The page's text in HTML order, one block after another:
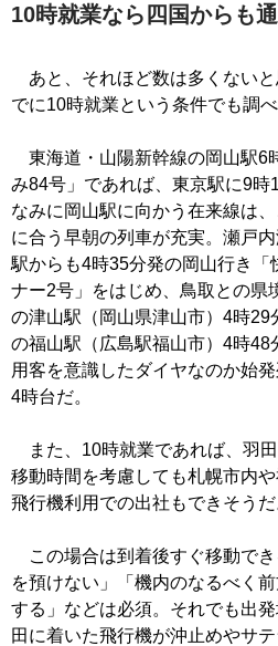
10時就業なら四国からも通
あと、それほど数は多くないと
でに10時就業という条件でも調べ
東海道・山陽新幹線の岡山駅6
み84号」であれば、東京駅に9時
なみに岡山駅に向かう在来線は
に合う早朝の列車が充実。瀬戸
駅からも4時35分発の岡山行き「
ナー2号」をはじめ、鳥取との県
の津山駅（岡山県津山市）4時29
の福山駅（広島駅福山市）4時48
用客を意識したダイヤなのか始
4時台だ。
また、10時就業であれば、羽
移動時間を考慮しても札幌市内
飛行機利用での出社もできそうだ
この場合は到着後すぐ移動で
を預けない」「機内のなるべく
する」などは必須。それでも出
田に着いた飛行機が沖止めやサ